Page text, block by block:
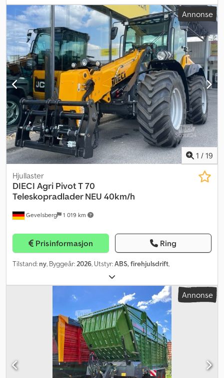
registrering:01/2025, drivstofftank kapasitet:93 l, farge:svart,
antall seter:9 , Byggeår:2026 , Utstyr:ABS, aircondition,
antispinnsystem, bruktkjøretøygaranti, cruise control,
elektronisk stabilitetsprogram (ESP), immobilisersystem,
kjørecomputer, kollisjonspute, navigasjonssystem,
parkeringssensorer, parkeringsvarmer, partikkelfilter, sentral
låsing, skyvedør, tilhengerkobling,
Annonse
1 / 19
Gevelsberg 1 019 km
Hjullaster
DIECI Agri Pivot T 70
Teleskopradlader NEU 40km/h
Prisinformasjon Ring
Tilstand: ny, Byggeår:2026, Utstyr:ABS, firehjulsdrift,
Annonse